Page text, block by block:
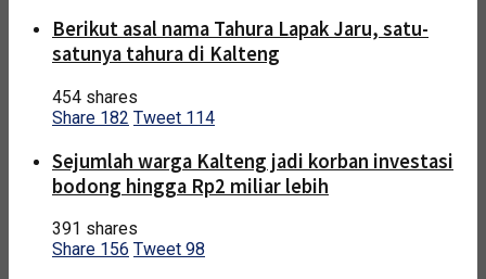
Berikut asal nama Tahura Lapak Jaru, satu-
satunya tahura di Kalteng
454 shares
Share 182 Tweet 114
Sejumlah warga Kalteng jadi korban investasi
bodong hingga Rp2 miliar lebih
391 shares
Share 156 Tweet 98